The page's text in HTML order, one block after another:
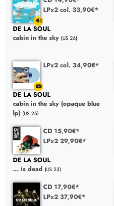
LPx2 col. 33,90€*
DE LA SOUL
cabin in the sky (US 26)
LPx2 col. 34,90€*
DE LA SOUL
cabin in the sky (opaque blue
lp) (US 25)
CD 15,90€*
LPx2 29,90€*
DE LA SOUL
... is dead (US 23)
CD 17,90€*
LPx2 37,90€*